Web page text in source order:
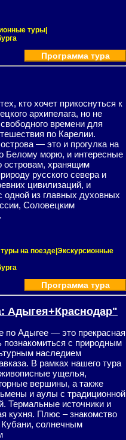
туры|
Программа тура
кто хочет прикоснуться к
архипелага, но не
времени для
по Карелии.
— это и прогулка на
Белому морю, и интересные
островам, хранящим
русского севера и
цивилизаций, и
одной из главных духовных
Соловецким
на поезде|Экскурсионные
Программа тура
Адыгея+Краснодар"
по Адыгее — это прекрасная
познакомиться с природным
наследием
В рамках нашего тура
ущелья,
вершины, а также
и аулы с традиционной
Термальные источники и
кухня. Плюс – знакомство
солнечным